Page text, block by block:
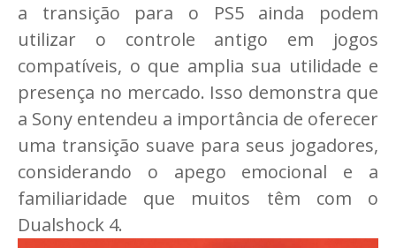
a transição para o PS5 ainda podem
utilizar o controle antigo em jogos
compatíveis, o que amplia sua utilidade e
presença no mercado. Isso demonstra que
a Sony entendeu a importância de oferecer
uma transição suave para seus jogadores,
considerando o apego emocional e a
familiaridade que muitos têm com o
Dualshock 4.